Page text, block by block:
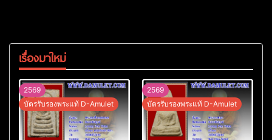
เรื่องมาใหม่
2569
บัตรรับรองพระแท้ D-Amulet
2569
บัตรรับรองพระแท้ D-Amulet